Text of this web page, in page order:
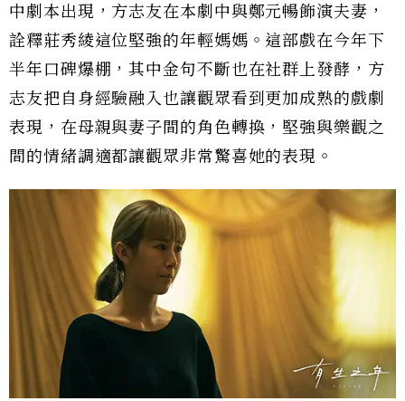
中劇本出現，方志友在本劇中與鄭元暢飾演夫妻，
詮釋莊秀綾這位堅強的年輕媽媽。這部戲在今年下
半年口碑爆棚，其中金句不斷也在社群上發酵，方
志友把自身經驗融入也讓觀眾看到更加成熟的戲劇
表現，在母親與妻子間的角色轉換，堅強與樂觀之
間的情緒調適都讓觀眾非常驚喜她的表現。